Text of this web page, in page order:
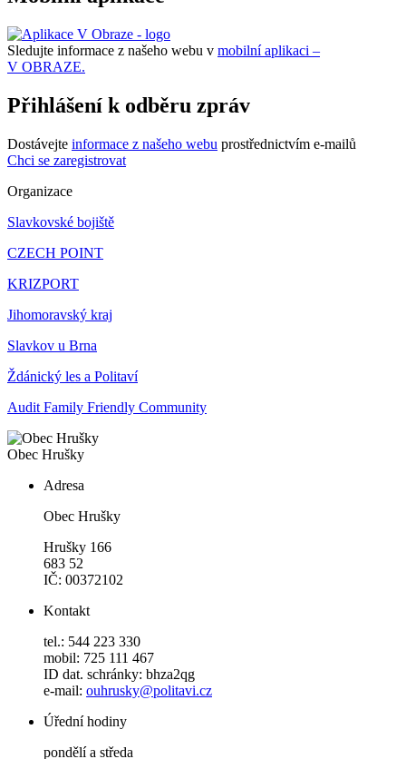
Sledujte informace z našeho webu v mobilní aplikaci –
V OBRAZE.
Přihlášení k odběru zpráv
Dostávejte informace z našeho webu prostřednictvím e-mailů
Chci se zaregistrovat
Organizace
Slavkovské bojiště
CZECH POINT
KRIZPORT
Jihomoravský kraj
Slavkov u Brna
Ždánický les a Politaví
Audit Family Friendly Community
Obec Hrušky
Adresa
Obec Hrušky
Hrušky 166
683 52
IČ: 00372102
Kontakt
tel.: 544 223 330
mobil: 725 111 467
ID dat. schránky: bhza2qg
e-mail: ouhrusky@politavi.cz
Úřední hodiny
pondělí a středa